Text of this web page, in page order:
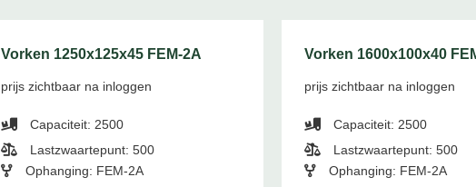
Vorken 1250x125x45 FEM-2A
prijs zichtbaar na inloggen
Capaciteit: 2500
Lastzwaartepunt: 500
Ophanging: FEM-2A
Vorken 1600x100x40
prijs zichtbaar na inloggen
Capaciteit: 2500
Lastzwaartepunt: 500
Ophanging: FEM-2A